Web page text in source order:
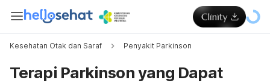
Kesehatan Otak dan Saraf Penyakit Parkinson
Terapi Parkinson yang Dapat